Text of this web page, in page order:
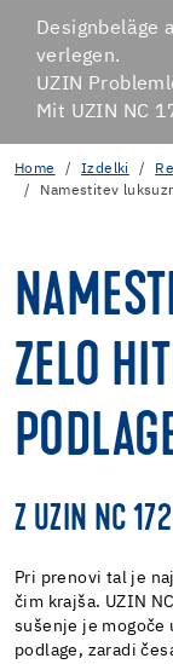
Designbeläge
verlegen.
UZIN
Mit UZIN NC
Home Izdelki
Namestitev
ZELO
Z UZIN NC
Pri prenovi tal je
čim krajša. UZIN
sušenje je mogoče
podlage, zaradi